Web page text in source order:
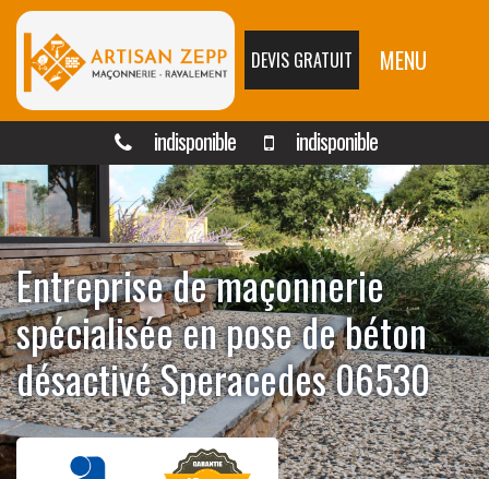
DEVIS GRATUIT MENU
indisponible indisponible
Entreprise de maçonnerie
spécialisée en pose de béton
désactivé Speracedes 06530